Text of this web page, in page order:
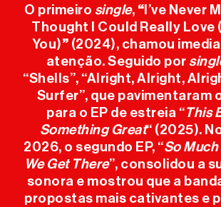
SPONSORS
O primeiro single, “ I’ve Never
Thought I Could Really Love
You)” (2024), chamou
atenção. Seguido por
“Shells”, “Alright, Alright,
Surfer”, que pavimentaram
para o EP de estreia “This
Something Great“ (2025).
2026, o segundo EP, “So Much
We Get There”, consolidou a
sonora e mostrou que a
propostas mais cativantes e